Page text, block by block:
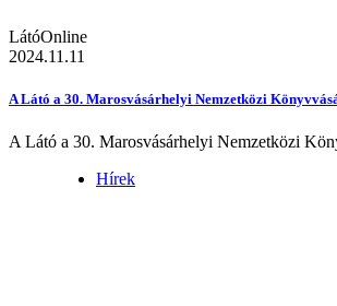
LátóOnline
2024.11.11
A Látó a 30. Marosvásárhelyi Nemzetközi
A Látó a 30. Marosvásárhelyi Nemzetközi
Hírek